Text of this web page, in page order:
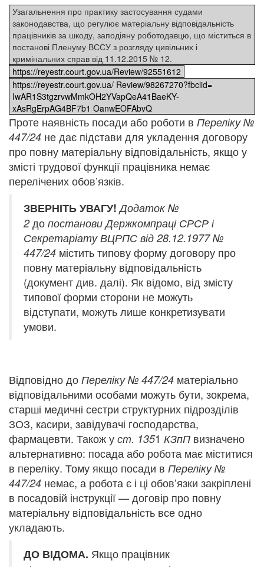
Узагальнення про практику застосування судами
законодавства, що регулює матеріальну відповідальність
працівників за шкоду, заподіяну роботодавцю, що міститься в
постанові Пленуму ВССУ з розгляду цивільних і
кримінальних справ від 11.12.2015 № 12.
https://reyestr.court.gov.ua/Review/92551612
https://reyestr.court.gov.ua/ Review/98267270?fbclid=
IwAR1S3tgzrvwMmkOH2YVapQeA41BaeKY-
xAsRgErpAG4BF7b1 OanwEOFAbvQ
Проте наявність посади або роботи в Переліку №
447/24 не дає підстави для укладення договору
про повну матеріальну відповідальність, якщо у
змісті трудової функції працівника немає
перелічених обов’язків.
ЗВЕРНІТЬ УВАГУ!Додаток №
2до постанови Держкомпраці СРСР і
Секретаріату ВЦРПС від 28.12.1977 №
447/24 містить типову форму договору про
повну матеріальну відповідальність
(документ див. далі). Як відомо, від змісту
типової форми сторони не можуть
відступати, можуть лише конкретизувати
умови.
Відповідно до Переліку № 447/24 матеріально
відповідальними особами можуть бути, зокрема,
старші медичні сестри структурних підрозділів
ЗОЗ, касири, завідувачі господарства,
фармацевти. Також у ст. 1351 КЗпП визначено
альтернативно: посада або робота має міститися
в переліку. Тому якщо посади в Переліку №
447/24 немає, а робота є і ці обов’язки закріплені
в посадовій інструкції — договір про повну
матеріальну відповідальність все одно
укладають.
ДО ВІДОМА. Якщо працівник